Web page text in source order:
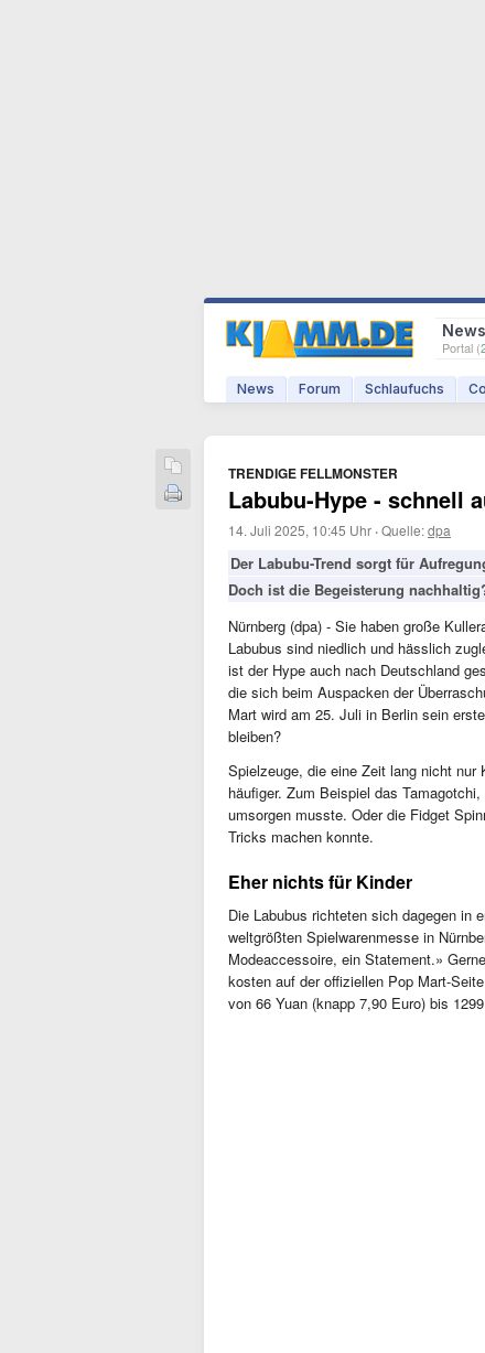
News
Portal (
News Forum Schlaufuchs
TRENDIGE FELLMONSTER
Labubu-Hype - schnell
14. Juli 2025, 10:45 Uhr ·Quelle:dpa
Der Labubu-Trend sorgt für
Doch ist die Begeisterung
Nürnberg (dpa) - Sie haben große
Labubus sind niedlich und hässlich
ist der Hype auch nach Deutschland
die sich beim Auspacken der
Mart wird am 25. Juli in Berlin sein
bleiben?
Spielzeuge, die eine Zeit lang nicht nur
häufiger. Zum Beispiel das
umsorgen musste. Oder die Fidget
Tricks machen konnte.
Eher nichts für Kinder
Die Labubus richteten sich dagegen in
weltgrößten Spielwarenmesse in
Modeaccessoire, ein Statement.»
kosten auf der offiziellen Pop Mart-
von 66 Yuan (knapp 7,90 Euro) bis